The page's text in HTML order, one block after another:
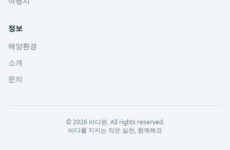
정보
해양환경
소개
문의
©2026 바다윈. All rights reserved.
바다를 지키는 작은 실천, 함께해요